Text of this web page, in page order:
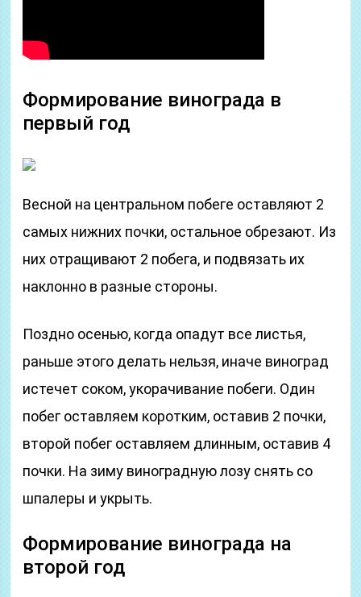
Формирование винограда в
первый год
Весной на центральном побеге оставляют 2
самых нижних почки, остальное обрезают. Из
них отращивают 2 побега, и подвязать их
наклонно в разные стороны.
Поздно осенью, когда опадут все листья,
раньше этого делать нельзя, иначе виноград
истечет соком, укорачивание побеги. Один
побег оставляем коротким, оставив 2 почки,
второй побег оставляем длинным, оставив 4
почки. На зиму виноградную лозу снять со
шпалеры и укрыть.
Формирование винограда на
второй год